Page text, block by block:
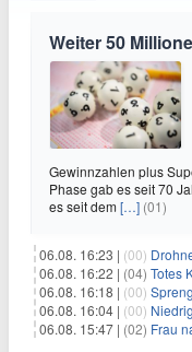
Weiter 50
Gewinnzahlen plus
Phase gab es seit 70
es seit dem[…] (01)
06.08. 16:23 | (00)
06.08. 16:22 | (04) Totes
06.08. 16:18 | (00)
06.08. 16:04 | (00)
06.08. 15:47 | (02) Frau